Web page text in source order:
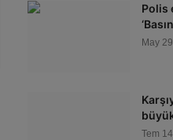
Polis
May
Tem